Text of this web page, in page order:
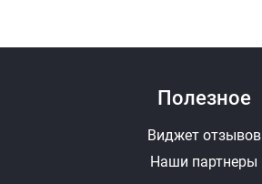
Полезное
Виджет отзывов
Наши партнеры